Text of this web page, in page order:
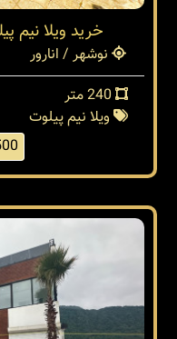
خرید ویلا نیم
نوشهر / انارور
ویلا نیم پیلوت